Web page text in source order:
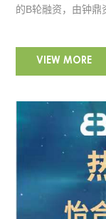
的B轮融资，由钟鼎
VIEW MORE